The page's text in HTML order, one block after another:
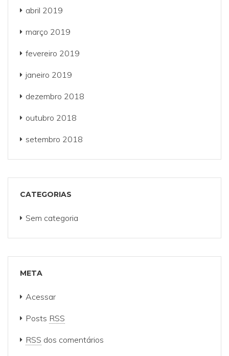
abril 2019
março 2019
fevereiro 2019
janeiro 2019
dezembro 2018
outubro 2018
setembro 2018
CATEGORIAS
Sem categoria
META
Acessar
Posts RSS
RSS dos comentários